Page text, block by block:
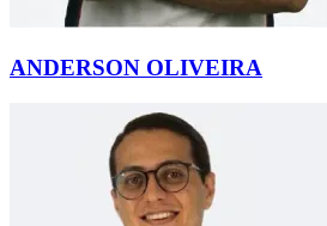
ANDERSON OLIVEIRA